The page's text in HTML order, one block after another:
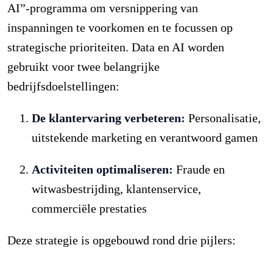
AI”-programma om versnippering van
inspanningen te voorkomen en te focussen op
strategische prioriteiten. Data en AI worden
gebruikt voor twee belangrijke
bedrijfsdoelstellingen:
De klantervaring verbeteren: Personalisatie,
uitstekende marketing en verantwoord gamen
Activiteiten optimaliseren: Fraude en
witwasbestrijding, klantenservice,
commerciële prestaties
Deze strategie is opgebouwd rond drie pijlers: